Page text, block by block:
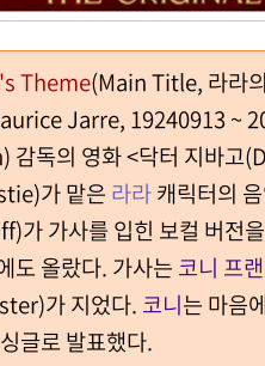
Theme(Main Title, 라라
Jarre, 19240913 ~
감독의 영화 <닥터 지바
가 맡은 라라캐릭터의
가 가사를 입힌 보컬 버전
도 올랐다. 가사는 코니 프
가 지었다. 코니는 마음
글로 발표했다.